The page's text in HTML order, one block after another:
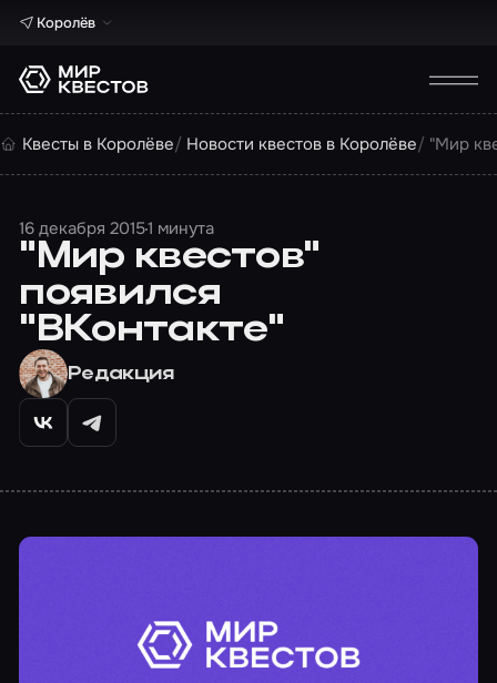
Королёв
Квесты в Королёве Новости квестов в Королёве "Мир
16 декабря 20151 минута
"Мир квестов"
появился
"ВКонтакте"
Редакция